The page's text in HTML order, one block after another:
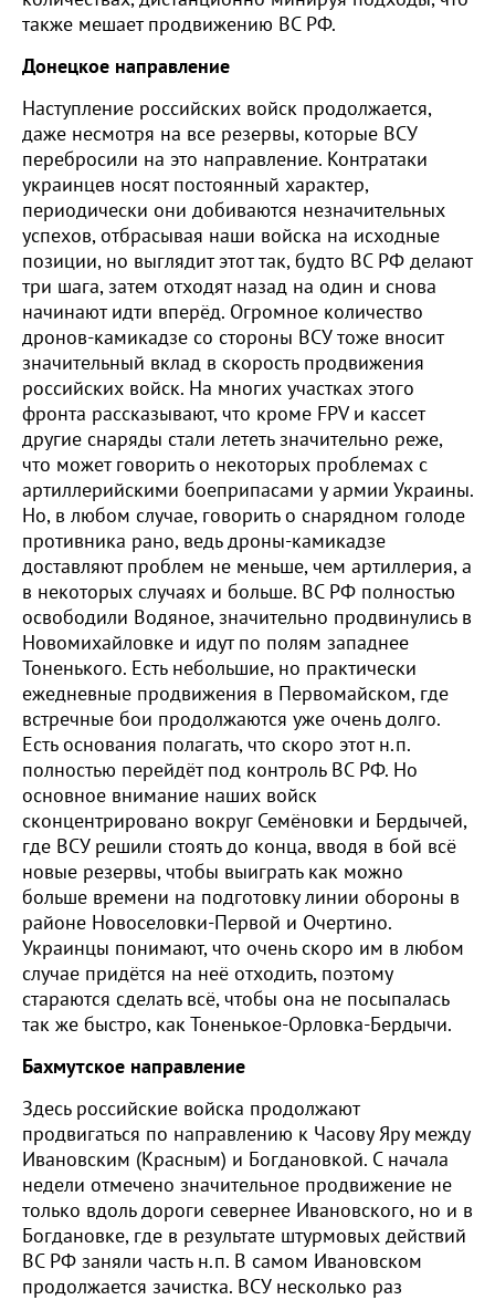
также мешает продвижению ВС РФ.
Донецкое направление
Наступление российских войск продолжается,
даже несмотря на все резервы, которые ВСУ
перебросили на это направление. Контратаки
украинцев носят постоянный характер,
периодически они добиваются незначительных
успехов, отбрасывая наши войска на исходные
позиции, но выглядит этот так, будто ВС РФ делают
три шага, затем отходят назад на один и снова
начинают идти вперёд. Огромное количество
дронов-камикадзе со стороны ВСУ тоже вносит
значительный вклад в скорость продвижения
российских войск. На многих участках этого
фронта рассказывают, что кроме FPV и кассет
другие снаряды стали лететь значительно реже,
что может говорить о некоторых проблемах с
артиллерийскими боеприпасами у армии Украины.
Но, в любом случае, говорить о снарядном голоде
противника рано, ведь дроны-камикадзе
доставляют проблем не меньше, чем артиллерия, а
в некоторых случаях и больше. ВС РФ полностью
освободили Водяное, значительно продвинулись в
Новомихайловке и идут по полям западнее
Тоненького. Есть небольшие, но практически
ежедневные продвижения в Первомайском, где
встречные бои продолжаются уже очень долго.
Есть основания полагать, что скоро этот н.п.
полностью перейдёт под контроль ВС РФ. Но
основное внимание наших войск
сконцентрировано вокруг Семёновки и Бердычей,
где ВСУ решили стоять до конца, вводя в бой всё
новые резервы, чтобы выиграть как можно
больше времени на подготовку линии обороны в
районе Новоселовки-Первой и Очертино.
Украинцы понимают, что очень скоро им в любом
случае придётся на неё отходить, поэтому
стараются сделать всё, чтобы она не посыпалась
так же быстро, как Тоненькое-Орловка-Бердычи.
Бахмутское направление
Здесь российские войска продолжают
продвигаться по направлению к Часову Яру между
Ивановским (Красным) и Богдановкой. С начала
недели отмечено значительное продвижение не
только вдоль дороги севернее Ивановского, но и в
Богдановке, где в результате штурмовых действий
ВС РФ заняли часть н.п. В самом Ивановском
продолжается зачистка. ВСУ несколько раз